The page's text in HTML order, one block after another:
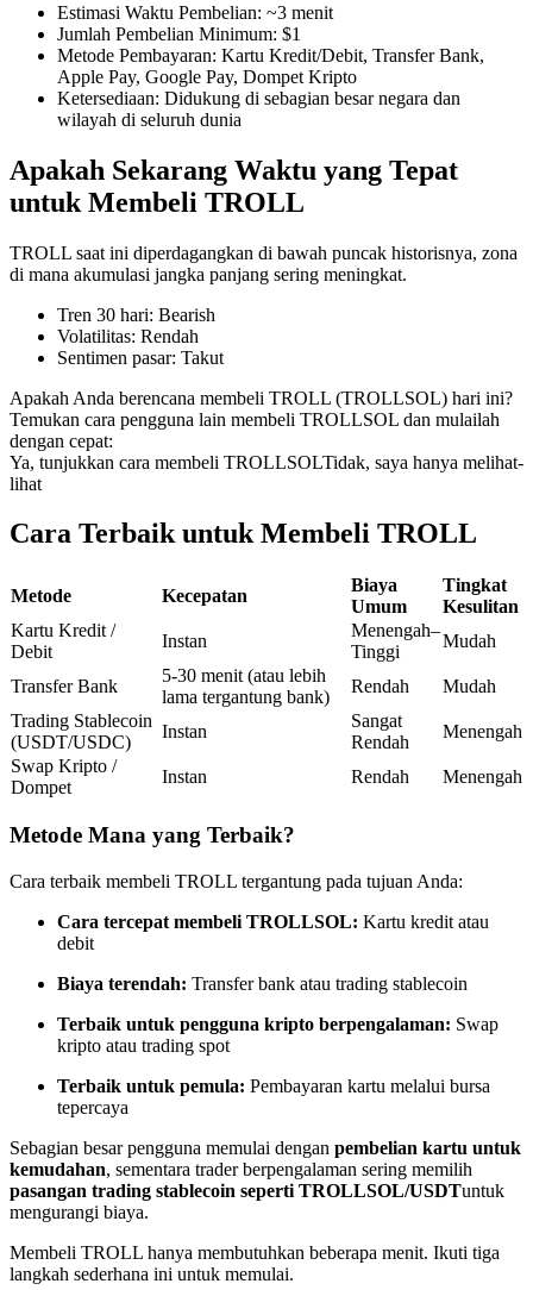
TradFi
Derivatif saham, forex, logam mulia, dan komoditas
USDC Berjangka
Kontrak berjangka menggunakan USDC sebagai jaminannya
Copy Trading
Bergabunglah dengan pedagang top
Menjadi Pedagang Salinan
Nikmati pembagian keuntungan dan komisi copy trading
Informasi
Analisis data besar termasuk info perdagangan, dll.
Estimasi Waktu Pembelian: ~3 menit
Jumlah Pembelian Minimum: $1
Metode Pembayaran: Kartu Kredit/Debit, Transfer Bank,
Apple Pay, Google Pay, Dompet Kripto
Ketersediaan: Didukung di sebagian besar negara dan
wilayah di seluruh dunia
Apakah Sekarang Waktu yang Tepat
untuk Membeli TROLL
TROLL saat ini diperdagangkan di bawah puncak historisnya, zona
di mana akumulasi jangka panjang sering meningkat.
Tren 30 hari: Bearish
Volatilitas: Rendah
Sentimen pasar: Takut
Apakah Anda berencana membeli TROLL (TROLLSOL) hari ini?
Temukan cara pengguna lain membeli TROLLSOL dan mulailah
dengan cepat:
Ya, tunjukkan cara membeli TROLLSOLTidak, saya hanya melihat-
lihat
Cara Terbaik untuk Membeli TROLL
Metode Kecepatan
Biaya
Umum
Tingkat
Kesulitan
Kartu Kredit /
Debit
Instan
Menengah–
Tinggi
Mudah
Transfer Bank
5-30 menit (atau lebih
lama tergantung bank)
Rendah
Mudah
Trading Stablecoin
(USDT/USDC)
Instan
Sangat
Rendah
Menengah
Swap Kripto /
Dompet
Instan Rendah Menengah
Metode Mana yang Terbaik?
Cara terbaik membeli TROLL tergantung pada tujuan Anda:
Cara tercepat membeli TROLLSOL: Kartu kredit atau
debit
Biaya terendah: Transfer bank atau trading stablecoin
Terbaik untuk pengguna kripto berpengalaman: Swap
kripto atau trading spot
Terbaik untuk pemula: Pembayaran kartu melalui bursa
tepercaya
Sebagian besar pengguna memulai dengan pembelian kartu untuk
kemudahan, sementara trader berpengalaman sering memilih
pasangan trading stablecoin seperti TROLLSOL/USDTuntuk
mengurangi biaya.
Membeli TROLL hanya membutuhkan beberapa menit. Ikuti tiga
langkah sederhana ini untuk memulai.